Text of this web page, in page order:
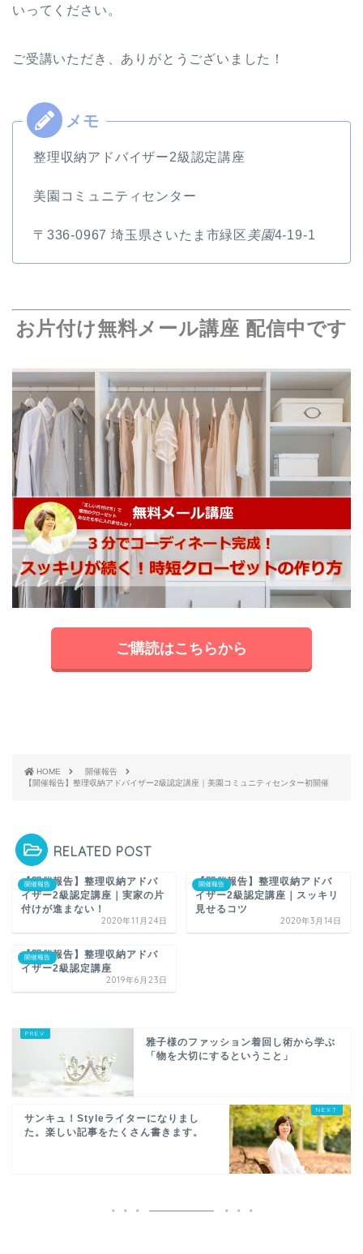
いってください。
ご受講いただき、ありがとうございました！
整理収納アドバイザー2級認定講座
美園コミュニティセンター
〒336-0967 埼玉県さいたま市緑区 美園4-19-1
お片付け無料メール講座 配信中です
ご購読はこちらから
HOME
開催報告
【開催報告】整理収納アドバイザー2級認定講座｜美園コミュニティセンター初開催
RELATED POST
開催報告
【開催報告】整理収納アドバ
イザー2級認定講座｜実家の片
付けが進まない！
2020年11月24日
開催報告
【開催報告】整理収納アドバ
イザー2級認定講座｜スッキリ
見せるコツ
2020年3月14日
開催報告
【開催報告】整理収納アドバ
イザー2級認定講座
2019年6月23日
雅子様のファッション着回し術から学ぶ
「物を大切にするということ」
サンキュ！Styleライターになりまし
た。楽しい記事をたくさん書きます。